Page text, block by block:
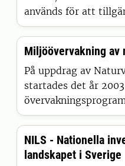
används för att
från två av SLU:s
Jordbruksmark samt
vattendrag. Data
från underökningar
jordarter,
vattenkemi och
vattendrag.
uppdrag från
Havs- och
innebär att SLU
Miljöövervakning av
På uppdrag av
startades det år
bevaka det
svensk åkermark.
NILS - Nationella
landskapet i Sverige